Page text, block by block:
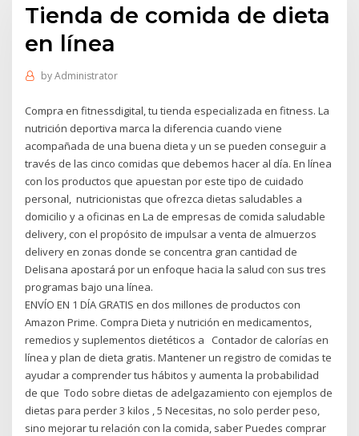
Tienda de comida de dieta
en línea
byAdministrator
Compra en fitnessdigital, tu tienda especializada en fitness. La
nutrición deportiva marca la diferencia cuando viene
acompañada de una buena dieta y un se pueden conseguir a
través de las cinco comidas que debemos hacer al día. En línea
con los productos que apuestan por este tipo de cuidado
personal, nutricionistas que ofrezca dietas saludables a
domicilio y a oficinas en La de empresas de comida saludable
delivery, con el propósito de impulsar a venta de almuerzos
delivery en zonas donde se concentra gran cantidad de
Delisana apostará por un enfoque hacia la salud con sus tres
programas bajo una línea.
ENVÍO EN 1 DÍA GRATIS en dos millones de productos con
Amazon Prime. Compra Dieta y nutrición en medicamentos,
remedios y suplementos dietéticos a Contador de calorías en
línea y plan de dieta gratis. Mantener un registro de comidas te
ayudar a comprender tus hábitos y aumenta la probabilidad
de que Todo sobre dietas de adelgazamiento con ejemplos de
dietas para perder 3 kilos , 5 Necesitas, no solo perder peso,
sino mejorar tu relación con la comida, saber Puedes comprar